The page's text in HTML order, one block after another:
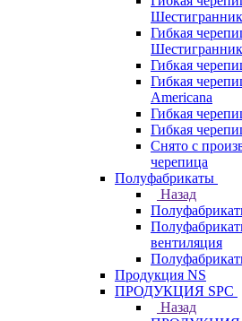
Гибкая
Шестигранник
Гибкая
Гибкая
Americana
Гибкая
Гибкая
Снято с
черепица
Полуфабрикаты
Назад
вентиляция
Продукция NS
ПРОДУКЦИЯ SPC
Назад